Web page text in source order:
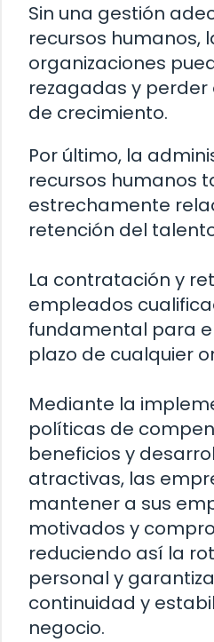
Sin una gestión
recursos humanos,
organizaciones
rezagadas y
de crecimiento.
Por último, la
recursos humanos
estrechamente
retención del
La contratación y
empleados
fundamental para
plazo de cualquier
Mediante la
políticas de
beneficios y
atractivas, las
mantener a sus
motivados y
reduciendo así la
personal y
continuidad y
negocio.